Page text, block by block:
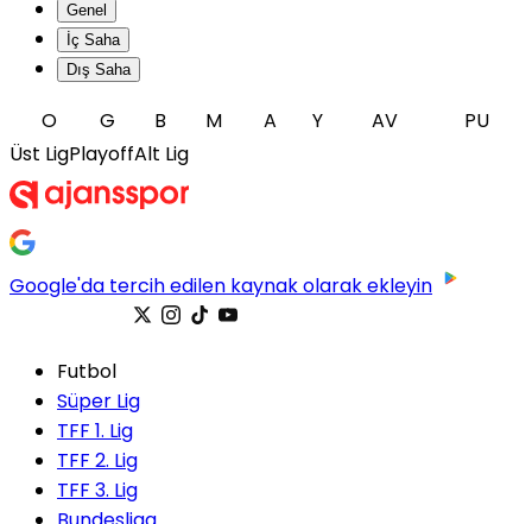
Genel
İç Saha
Dış Saha
O G B M A Y AV
PU
Üst LigPlayoffAlt Lig
Google'da tercih edilen kaynak olarak ekleyin
Futbol
Süper Lig
TFF 1. Lig
TFF 2. Lig
TFF 3. Lig